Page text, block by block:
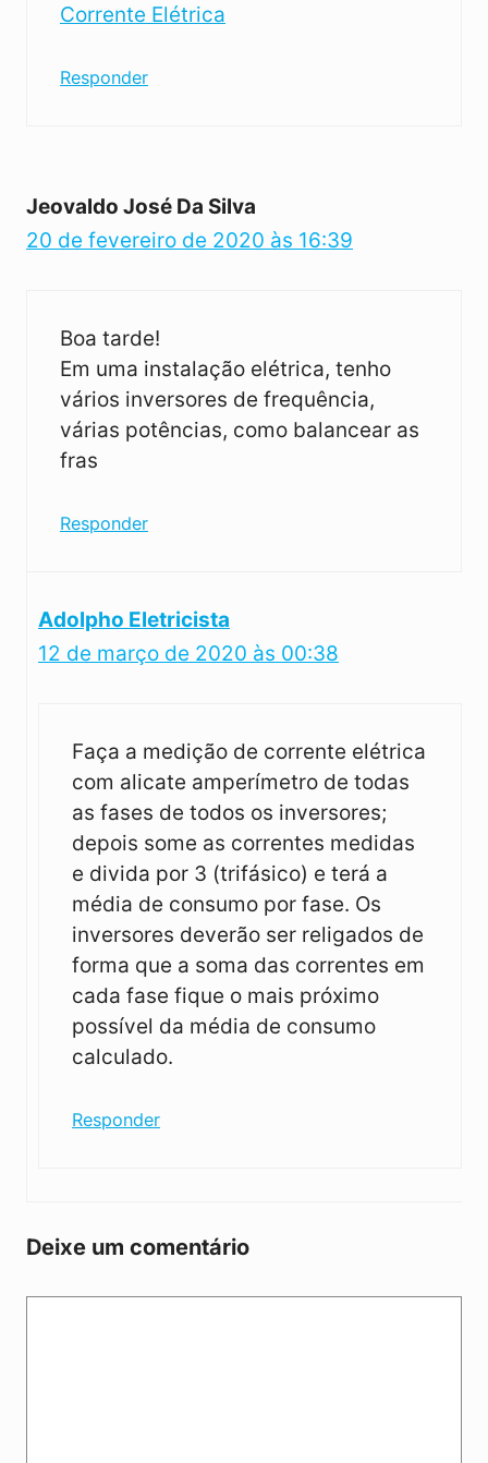
Corrente Elétrica
Responder
Jeovaldo José Da Silva
20 de fevereiro de 2020 às 16:39
Boa tarde!
Em uma instalação elétrica, tenho
vários inversores de frequência,
várias potências, como balancear as
fras
Responder
Adolpho Eletricista
12 de março de 2020 às 00:38
Faça a medição de corrente elétrica
com alicate amperímetro de todas
as fases de todos os inversores;
depois some as correntes medidas
e divida por 3 (trifásico) e terá a
média de consumo por fase. Os
inversores deverão ser religados de
forma que a soma das correntes em
cada fase fique o mais próximo
possível da média de consumo
calculado.
Responder
Deixe um comentário